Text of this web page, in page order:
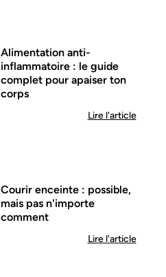
Alimentation anti-
inflammatoire : le guide
complet pour apaiser ton
corps
Lire l'article
Courir enceinte : possible,
mais pas n'importe
comment
Lire l'article